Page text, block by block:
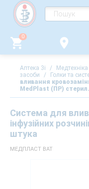
0
Аптека 3i / Медтехніка
засоби
/ Голки та
вливання
MedPlast (ПР)
Система для
інфузійних
штука
МЕДПЛАСТ ВАТ